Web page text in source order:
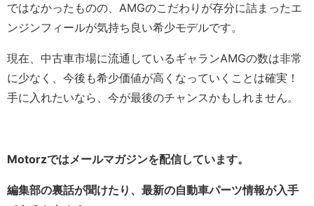
ではなかったものの、AMGのこだわりが存分に詰まったエ
ンジンフィールが気持ち良い希少モデルです。
現在、中古車市場に流通しているギャランAMGの数は非常
に少なく、今後も希少価値が高くなっていくことは確実！
手に入れたいなら、今が最後のチャンスかもしれません。
Motorzではメールマガジンを配信しています。
編集部の裏話が聞けたり、最新の自動車パーツ情報が入手